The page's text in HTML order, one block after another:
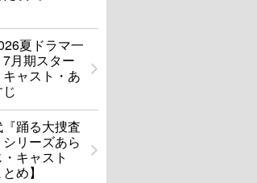
夏ドラマ一
7月期スター
キャスト・あ
『踊る大捜査
リーズあら
キャスト
とめ】